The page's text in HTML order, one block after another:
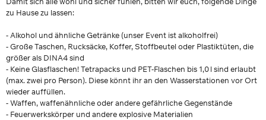
zu Hause zu lassen:
- Alkohol und ähnliche Getränke (unser Event ist alkoholfrei)
- Große Taschen, Rucksäcke, Koffer, Stoffbeutel oder Plastiktüten, die
größer als DINA4 sind
- Keine Glasflaschen! Tetrapacks und PET-Flaschen bis 1,0 l sind erlaubt
(max. zwei pro Person). Diese könnt ihr an den Wasserstationen vor Ort
wieder auffüllen.
- Waffen, waffenähnliche oder andere gefährliche Gegenstände
- Feuerwerkskörper und andere explosive Materialien